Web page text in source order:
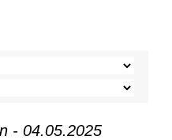
- 04.05.2025